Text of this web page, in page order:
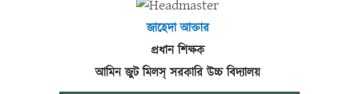
জাহেদা আক্তার
প্রধান শিক্ষক
আমিন জুট মিলস্ সরকারি উচ্চ বিদ্যালয়